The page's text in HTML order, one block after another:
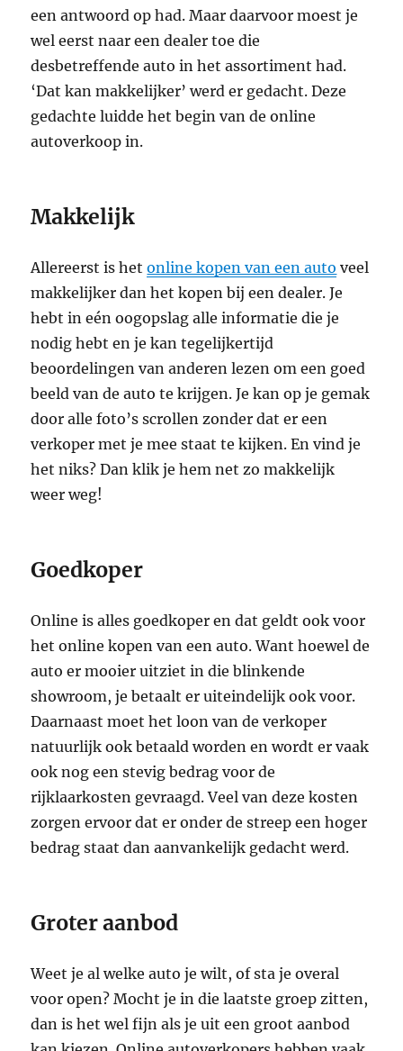
een antwoord op had. Maar daarvoor moest je
wel eerst naar een dealer toe die
desbetreffende auto in het assortiment had.
‘Dat kan makkelijker’ werd er gedacht. Deze
gedachte luidde het begin van de online
autoverkoop in.
Makkelijk
Allereerst is hetonline kopen van een auto veel
makkelijker dan het kopen bij een dealer. Je
hebt in eén oogopslag alle informatie die je
nodig hebt en je kan tegelijkertijd
beoordelingen van anderen lezen om een goed
beeld van de auto te krijgen. Je kan op je gemak
door alle foto’s scrollen zonder dat er een
verkoper met je mee staat te kijken. En vind je
het niks? Dan klik je hem net zo makkelijk
weer weg!
Goedkoper
Online is alles goedkoper en dat geldt ook voor
het online kopen van een auto. Want hoewel de
auto er mooier uitziet in die blinkende
showroom, je betaalt er uiteindelijk ook voor.
Daarnaast moet het loon van de verkoper
natuurlijk ook betaald worden en wordt er vaak
ook nog een stevig bedrag voor de
rijklaarkosten gevraagd. Veel van deze kosten
zorgen ervoor dat er onder de streep een hoger
bedrag staat dan aanvankelijk gedacht werd.
Groter aanbod
Weet je al welke auto je wilt, of sta je overal
voor open? Mocht je in die laatste groep zitten,
dan is het wel fijn als je uit een groot aanbod